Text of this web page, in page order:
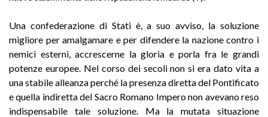
Una confederazione di Stati è, a suo avviso, la soluzione
migliore per amalgamare e per difendere la nazione contro i
nemici esterni, accrescerne la gloria e porla fra le grandi
potenze europee. Nel corso dei secoli non si era dato vita a
una stabile alleanza perché la presenza diretta del Pontificato
e quella indiretta del Sacro Romano Impero non avevano reso
indispensabile tale soluzione. Ma la mutata situazione